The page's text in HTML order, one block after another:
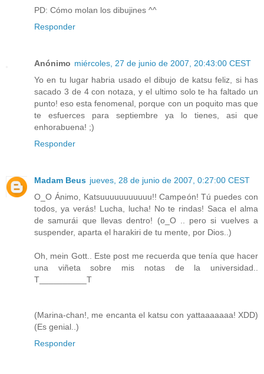
PD: Cómo molan los dibujines ^^
Responder
Anónimo miércoles, 27 de junio de 2007, 20:43:00 CEST
Yo en tu lugar habria usado el dibujo de katsu feliz, si has
sacado 3 de 4 con notaza, y el ultimo solo te ha faltado un
punto! eso esta fenomenal, porque con un poquito mas que
te esfuerces para septiembre ya lo tienes, asi que
enhorabuena! ;)
Responder
Madam Beus jueves, 28 de junio de 2007, 0:27:00 CEST
O_O Ánimo, Katsuuuuuuuuuuu!! Campeón! Tú puedes con
todos, ya verás! Lucha, lucha! No te rindas! Saca el alma
de samurái que llevas dentro! (o_O .. pero si vuelves a
suspender, aparta el harakiri de tu mente, por Dios..)
Oh, mein Gott.. Este post me recuerda que tenía que hacer
una viñeta sobre mis notas de la universidad..
T__________T
(Marina-chan!, me encanta el katsu con yattaaaaaaa! XDD)
(Es genial..)
Responder